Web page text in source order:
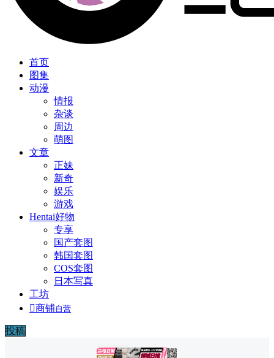
首页
图集
动漫
情报
杂谈
周边
萌图
文章
正妹
新奇
娱乐
游戏
Hentai好物
专享
国产套图
韩国套图
COS套图
日本写真
工坊
商铺自营
投稿
广告